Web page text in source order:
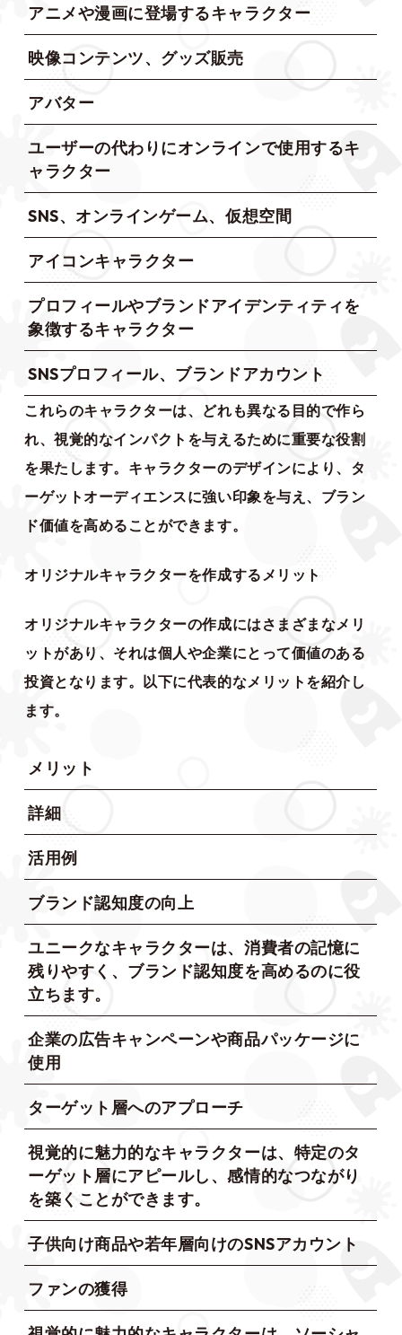
アニメや漫画に登場するキャラクター
映像コンテンツ、グッズ販売
アバター
ユーザーの代わりにオンラインで使用するキ
ャラクター
SNS、オンラインゲーム、仮想空間
アイコンキャラクター
プロフィールやブランドアイデンティティを
象徴するキャラクター
SNSプロフィール、ブランドアカウント
これらのキャラクターは、どれも異なる目的で作ら
れ、視覚的なインパクトを与えるために重要な役割
を果たします。キャラクターのデザインにより、タ
ーゲットオーディエンスに強い印象を与え、ブラン
ド価値を高めることができます。
オリジナルキャラクターを作成するメリット
オリジナルキャラクターの作成にはさまざまなメリ
ットがあり、それは個人や企業にとって価値のある
投資となります。以下に代表的なメリットを紹介し
ます。
メリット
詳細
活用例
ブランド認知度の向上
ユニークなキャラクターは、消費者の記憶に
残りやすく、ブランド認知度を高めるのに役
立ちます。
企業の広告キャンペーンや商品パッケージに
使用
ターゲット層へのアプローチ
視覚的に魅力的なキャラクターは、特定のタ
ーゲット層にアピールし、感情的なつながり
を築くことができます。
子供向け商品や若年層向けのSNSアカウント
ファンの獲得